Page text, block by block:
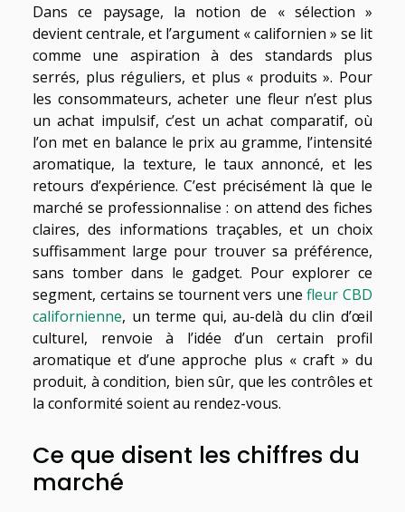
Dans ce paysage, la notion de « sélection »
devient centrale, et l’argument « californien » se lit
comme une aspiration à des standards plus
serrés, plus réguliers, et plus « produits ». Pour
les consommateurs, acheter une fleur n’est plus
un achat impulsif, c’est un achat comparatif, où
l’on met en balance le prix au gramme, l’intensité
aromatique, la texture, le taux annoncé, et les
retours d’expérience. C’est précisément là que le
marché se professionnalise : on attend des fiches
claires, des informations traçables, et un choix
suffisamment large pour trouver sa préférence,
sans tomber dans le gadget. Pour explorer ce
segment, certains se tournent vers unefleur CBD
californienne, un terme qui, au-delà du clin d’œil
culturel, renvoie à l’idée d’un certain profil
aromatique et d’une approche plus « craft » du
produit, à condition, bien sûr, que les contrôles et
la conformité soient au rendez-vous.
Ce que disent les chiffres du
marché